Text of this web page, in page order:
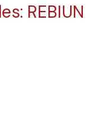
REBIUN